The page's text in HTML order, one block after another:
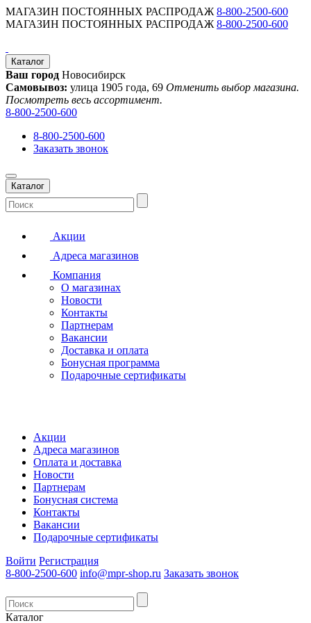
МАГАЗИН ПОСТОЯННЫХ РАСПРОДАЖ 8-800-2500-600
МАГАЗИН ПОСТОЯННЫХ РАСПРОДАЖ 8-800-2500-600
Каталог
Ваш город Новосибирск
Самовывоз: улица 1905 года, 69 Отменить выбор магазина.
Посмотреть весь ассортимент.
8-800-2500-600
8-800-2500-600
Заказать звонок
Каталог
Акции
Адреса магазинов
Компания
О магазинах
Новости
Контакты
Партнерам
Вакансии
Доставка и оплата
Бонусная программа
Подарочные сертификаты
Акции
Адреса магазинов
Оплата и доставка
Новости
Партнерам
Бонусная система
Контакты
Вакансии
Подарочные сертификаты
Войти Регистрация
8-800-2500-600 info@mpr-shop.ru Заказать звонок
Каталог